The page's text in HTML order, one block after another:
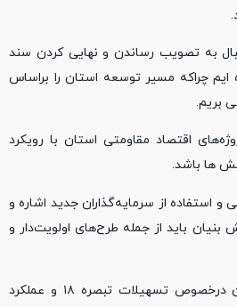
به تصویب رساندن و نهایی کردن سند
چراکه مسیر توسعه استان را براساس
بریم.
اقتصاد مقاومتی استان با رویکرد
ها باشد.
از سرمایه‌گذاران جدید اشاره و
باید از جمله طرح‌های اولویت‌دار و
نماینده عالی دولت در گیلان درخصوص تسهیلات تبصره ۱۸ و عملکرد